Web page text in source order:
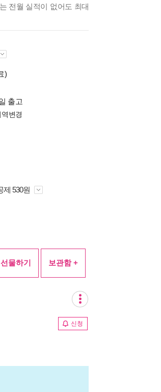
전월 실적이 없어도 최대
)
출고
역변경
제 530원
선물하기 보관함 +
신청